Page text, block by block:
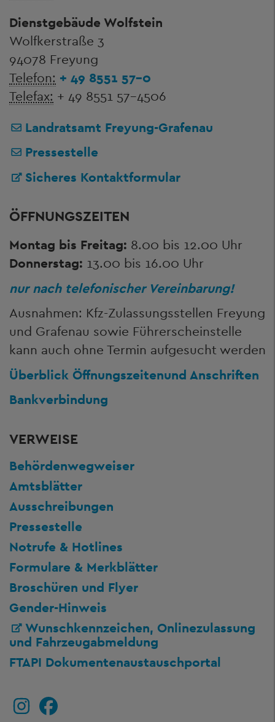
Dienstgebäude Wolfstein
Wolfkerstraße 3
94078 Freyung
Telefon: + 49 8551 57-0
Telefax: + 49 8551 57-4506
Landratsamt Freyung-Grafenau
Pressestelle
Sicheres Kontaktformular
ÖFFNUNGSZEITEN
Montag bis Freitag: 8.00 bis 12.00 Uhr
Donnerstag: 13.00 bis 16.00 Uhr
nur nach telefonischer Vereinbarung!
Ausnahmen: Kfz-Zulassungsstellen Freyung
und Grafenau sowie Führerscheinstelle
kann auch ohne Termin aufgesucht werden
Überblick Öffnungszeitenund Anschriften
Bankverbindung
VERWEISE
Behördenwegweiser
Amtsblätter
Ausschreibungen
Pressestelle
Notrufe & Hotlines
Formulare & Merkblätter
Broschüren und Flyer
Gender-Hinweis
Wunschkennzeichen, Onlinezulassung
und Fahrzeugabmeldung
FTAPI Dokumentenaustauschportal